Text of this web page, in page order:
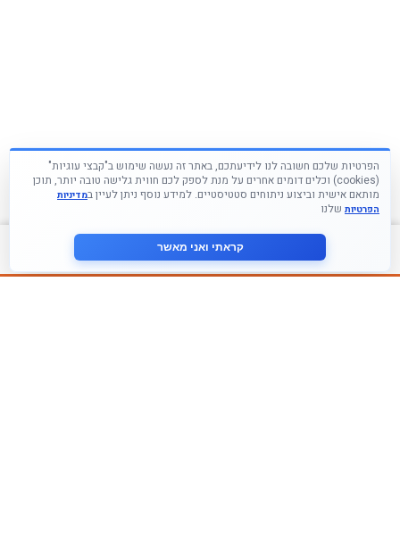
צור קשר
הפרטיות שלכם חשובה לנו לידיעתכם, באתר זה נעשה שימוש ב"קבצי עוגיות"
(cookies) וכלים דומים אחרים על מנת לספק לכם חווית גלישה טובה יותר, תוכן
מותאם אישית וביצוע ניתוחים סטטיסטיים. למידע נוסף ניתן לעיין במדיניות
הפרטיות שלנו
קראתי ואני מאשר